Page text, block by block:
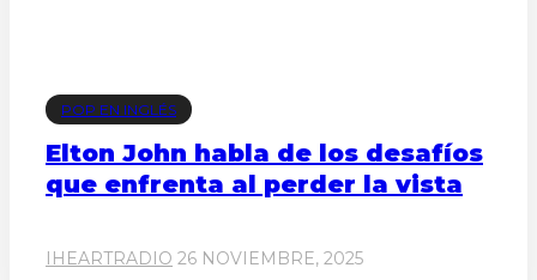
POP EN INGLÉS
Elton John habla de los desafíos
que enfrenta al perder la vista
IHEARTRADIO 26 NOVIEMBRE, 2025